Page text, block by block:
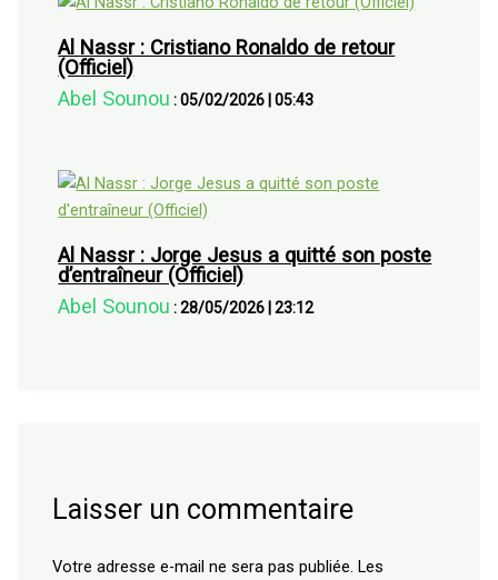
Al Nassr : Cristiano Ronaldo de retour
(Officiel)
Abel Sounou :05/02/2026 |05:43
Al Nassr : Jorge Jesus a quitté son poste
d’entraîneur (Officiel)
Abel Sounou :28/05/2026 |23:12
Laisser un commentaire
Votre adresse e-mail ne sera pas publiée. Les